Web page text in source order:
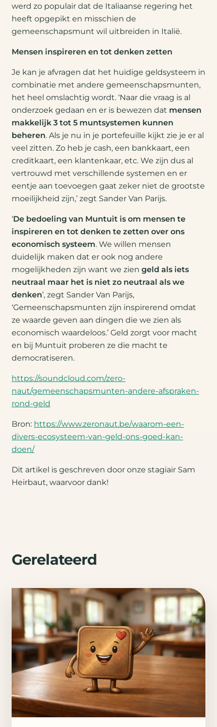
werd zo populair dat de Italiaanse regering het
heeft opgepikt en misschien de
gemeenschapsmunt wil uitbreiden in Italië.
Mensen inspireren en tot denken zetten
Je kan je afvragen dat het huidige geldsysteem in
combinatie met andere gemeenschapsmunten,
het heel omslachtig wordt. ‘Naar die vraag is al
onderzoek gedaan en er is bewezen dat mensen
makkelijk 3 tot 5 muntsystemen kunnen
beheren. Als je nu in je portefeuille kijkt zie je er al
veel zitten. Zo heb je cash, een bankkaart, een
creditkaart, een klantenkaar, etc. We zijn dus al
vertrouwd met verschillende systemen en er
eentje aan toevoegen gaat zeker niet de grootste
moeilijkheid zijn,’ zegt Sander Van Parijs.
‘De bedoeling van Muntuit is om mensen te
inspireren en tot denken te zetten over ons
economisch systeem. We willen mensen
duidelijk maken dat er ook nog andere
mogelijkheden zijn want we zien geld als iets
neutraal maar het is niet zo neutraal als we
denken’, zegt Sander Van Parijs,
‘Gemeenschapsmunten zijn inspirerend omdat
ze waarde geven aan dingen die we zien als
economisch waardeloos.’ Geld zorgt voor macht
en bij Muntuit proberen ze die macht te
democratiseren.
https://soundcloud.com/zero-
naut/gemeenschapsmunten-andere-afspraken-
rond-geld
Bron: https://www.zeronaut.be/waarom-een-
divers-ecosysteem-van-geld-ons-goed-kan-
doen/
Dit artikel is geschreven door onze stagiair Sam
Heirbaut, waarvoor dank!
Gerelateerd